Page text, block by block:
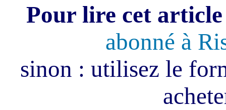
Pour lire cet
abonné à
sinon : utilisez le